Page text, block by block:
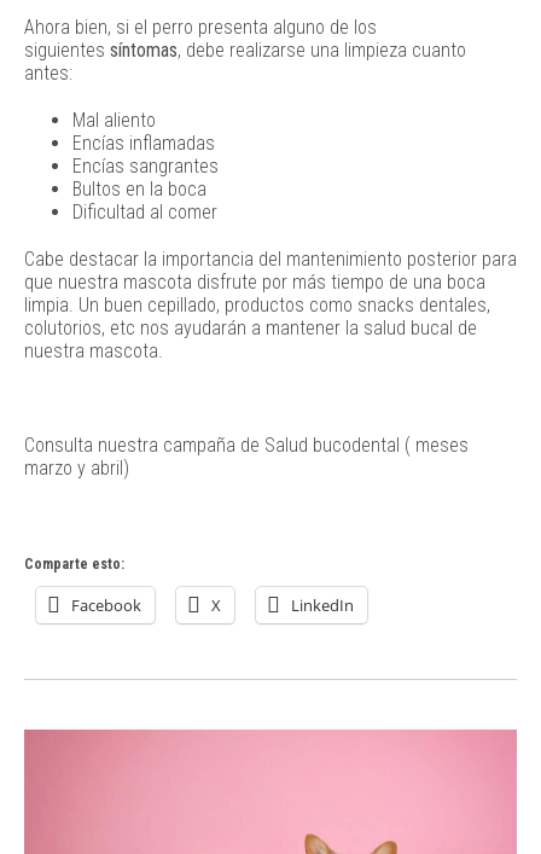
Ahora bien, si el perro presenta alguno de los
siguientes síntomas, debe realizarse una limpieza cuanto
antes:
Mal aliento
Encías inflamadas
Encías sangrantes
Bultos en la boca
Dificultad al comer
Cabe destacar la importancia del mantenimiento posterior para
que nuestra mascota disfrute por más tiempo de una boca
limpia. Un buen cepillado, productos como snacks dentales,
colutorios, etc nos ayudarán a mantener la salud bucal de
nuestra mascota.
Consulta nuestra campaña de Salud bucodental ( meses
marzo y abril)
Comparte esto:
Facebook X LinkedIn